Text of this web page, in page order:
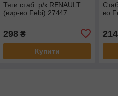
Тяги стаб. р/к RENAULT
(вир-во Febi) 27447
298₴
Купити
во
214